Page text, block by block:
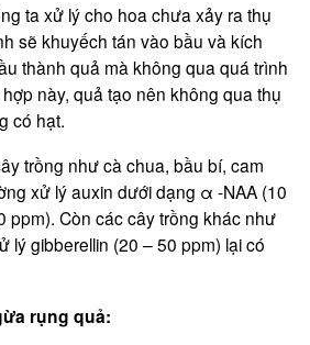
lý cho hoa chưa xảy ra thụ
sẽ khuyếch tán vào bầu và kích
thành quả mà không qua quá trình
này, quả tạo nên không qua thụ
có hạt.
như cà chua, bầu bí, cam
xử lý auxin dưới dạng α -NAA (10
ppm). Còn các cây trồng khác như
gibberellin (20 – 50 ppm) lại có
rụng quả: